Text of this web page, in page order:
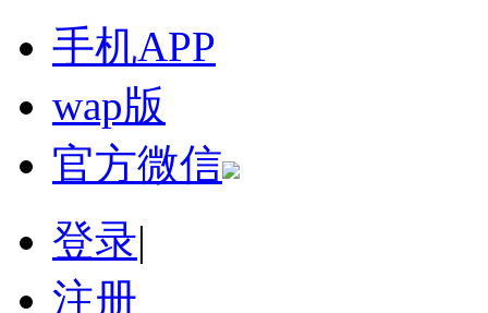
手机APP
wap版
官方微信
登录|
注册